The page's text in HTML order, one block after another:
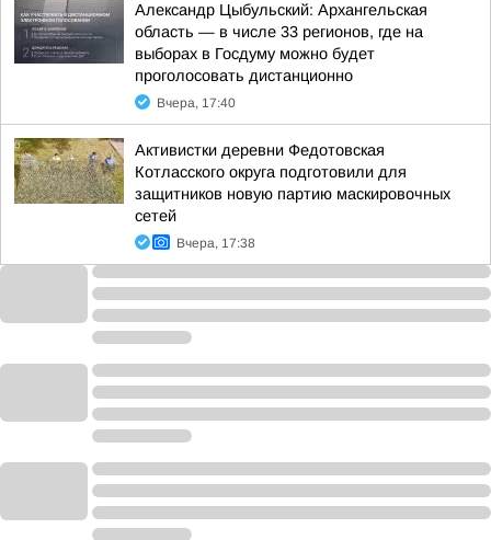
Александр Цыбульский: Архангельская
область — в числе 33 регионов, где на
выборах в Госдуму можно будет
проголосовать дистанционно
Вчера, 17:40
Активистки деревни Федотовская
Котласского округа подготовили для
защитников новую партию маскировочных
сетей
Вчера, 17:38